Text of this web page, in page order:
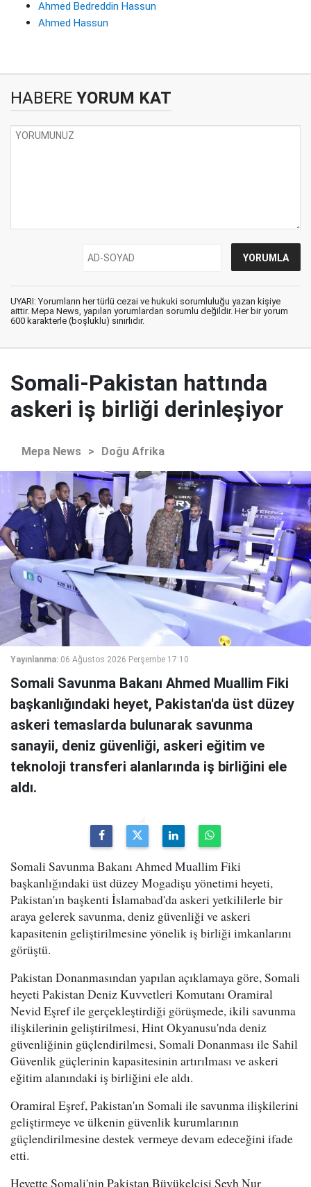
Ahmed Bedreddin Hassun
Ahmed Hassun
HABERE YORUM KAT
UYARI: Yorumların her türlü cezai ve hukuki sorumluluğu yazan kişiye
aittir. Mepa News, yapılan yorumlardan sorumlu değildir. Her bir yorum
600 karakterle (boşluklu) sınırlıdır.
Somali-Pakistan hattında
askeri iş birliği derinleşiyor
Mepa News > Doğu Afrika
Yayınlanma: 06 Ağustos 2026 Perşembe 17:10
Somali Savunma Bakanı Ahmed Muallim Fiki
başkanlığındaki heyet, Pakistan'da üst düzey
askeri temaslarda bulunarak savunma
sanayii, deniz güvenliği, askeri eğitim ve
teknoloji transferi alanlarında iş birliğini ele
aldı.
Somali Savunma Bakanı Ahmed Muallim Fiki
başkanlığındaki üst düzey Mogadişu yönetimi heyeti,
Pakistan'ın başkenti İslamabad'da askeri yetkililerle bir
araya gelerek savunma, deniz güvenliği ve askeri
kapasitenin geliştirilmesine yönelik iş birliği imkanlarını
görüştü.
Pakistan Donanmasından yapılan açıklamaya göre, Somali
heyeti Pakistan Deniz Kuvvetleri Komutanı Oramiral
Nevid Eşref ile gerçekleştirdiği görüşmede, ikili savunma
ilişkilerinin geliştirilmesi, Hint Okyanusu'nda deniz
güvenliğinin güçlendirilmesi, Somali Donanması ile Sahil
Güvenlik güçlerinin kapasitesinin artırılması ve askeri
eğitim alanındaki iş birliğini ele aldı.
Oramiral Eşref, Pakistan'ın Somali ile savunma ilişkilerini
geliştirmeye ve ülkenin güvenlik kurumlarının
güçlendirilmesine destek vermeye devam edeceğini ifade
etti.
Heyette Somali'nin Pakistan Büyükelçisi Şeyh Nur